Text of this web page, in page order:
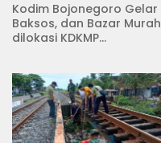
Kodim Bojonegoro Gelar
Baksos, dan Bazar Murah
dilokasi KDKMP